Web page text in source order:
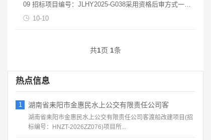
09 招标项目编号：JLHY2025-G038采用资格后审方式一、
项目基本情况项目概况珲春林业有
10-10
共1页 1条
热点信息
1 湖南省耒阳市金惠民水上公交有限责任公司客
湖南省耒阳市金惠民水上公交有限责任公司客渡船改建项目(招
标编号：HNZT-2026ZZ076)项目所...